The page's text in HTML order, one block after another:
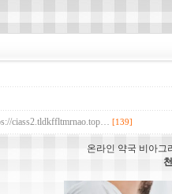
ciass2.tldkffltmrnao.top… [139]
온라인 약국 비아그